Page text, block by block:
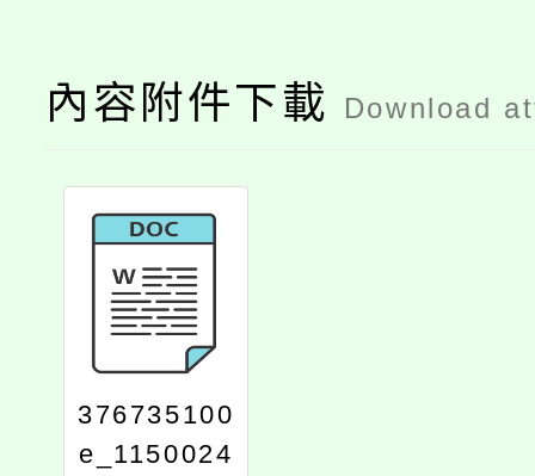
內容附件下載 Download
376735100
e_1150024